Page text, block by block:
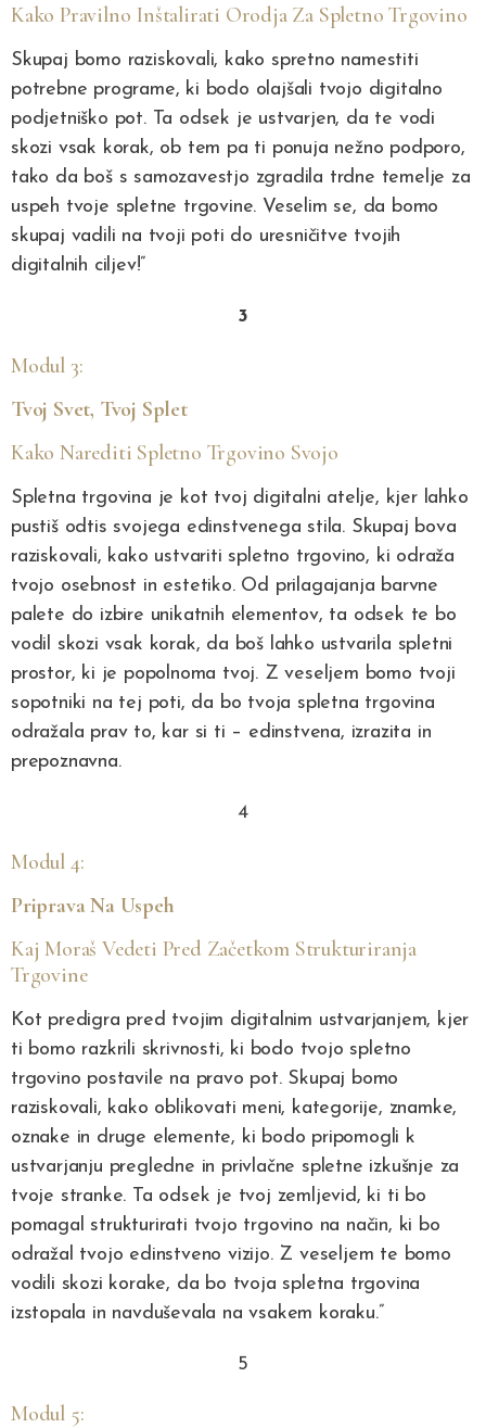
Kako Pravilno Inštalirati Orodja Za Spletno Trgovino
Skupaj bomo raziskovali, kako spretno namestiti
potrebne programe, ki bodo olajšali tvojo digitalno
podjetniško pot. Ta odsek je ustvarjen, da te vodi
skozi vsak korak, ob tem pa ti ponuja nežno podporo,
tako da boš s samozavestjo zgradila trdne temelje za
uspeh tvoje spletne trgovine. Veselim se, da bomo
skupaj vadili na tvoji poti do uresničitve tvojih
digitalnih ciljev!”
3
Modul 3:
Tvoj Svet, Tvoj Splet
Kako Narediti Spletno Trgovino Svojo
Spletna trgovina je kot tvoj digitalni atelje, kjer lahko
pustiš odtis svojega edinstvenega stila. Skupaj bova
raziskovali, kako ustvariti spletno trgovino, ki odraža
tvojo osebnost in estetiko. Od prilagajanja barvne
palete do izbire unikatnih elementov, ta odsek te bo
vodil skozi vsak korak, da boš lahko ustvarila spletni
prostor, ki je popolnoma tvoj. Z veseljem bomo tvoji
sopotniki na tej poti, da bo tvoja spletna trgovina
odražala prav to, kar si ti – edinstvena, izrazita in
prepoznavna.
4
Modul 4:
Priprava Na Uspeh
Kaj Moraš Vedeti Pred Začetkom Strukturiranja
Trgovine
Kot predigra pred tvojim digitalnim ustvarjanjem, kjer
ti bomo razkrili skrivnosti, ki bodo tvojo spletno
trgovino postavile na pravo pot. Skupaj bomo
raziskovali, kako oblikovati meni, kategorije, znamke,
oznake in druge elemente, ki bodo pripomogli k
ustvarjanju pregledne in privlačne spletne izkušnje za
tvoje stranke. Ta odsek je tvoj zemljevid, ki ti bo
pomagal strukturirati tvojo trgovino na način, ki bo
odražal tvojo edinstveno vizijo. Z veseljem te bomo
vodili skozi korake, da bo tvoja spletna trgovina
izstopala in navduševala na vsakem koraku.”
5
Modul 5: